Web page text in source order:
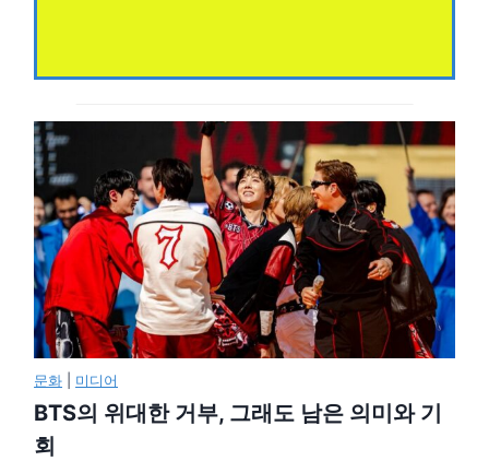
문화 미디어
BTS의 위대한 거부, 그래도 남은 의미와 기
회